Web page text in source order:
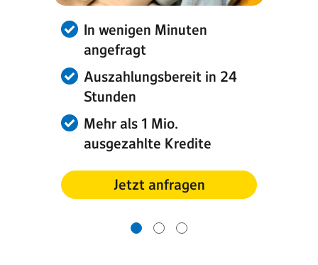
In wenigen Minuten
angefragt
Auszahlungsbereit in 24
Stunden
Mehr als 1 Mio.
ausgezahlte Kredite
Jetzt anfragen